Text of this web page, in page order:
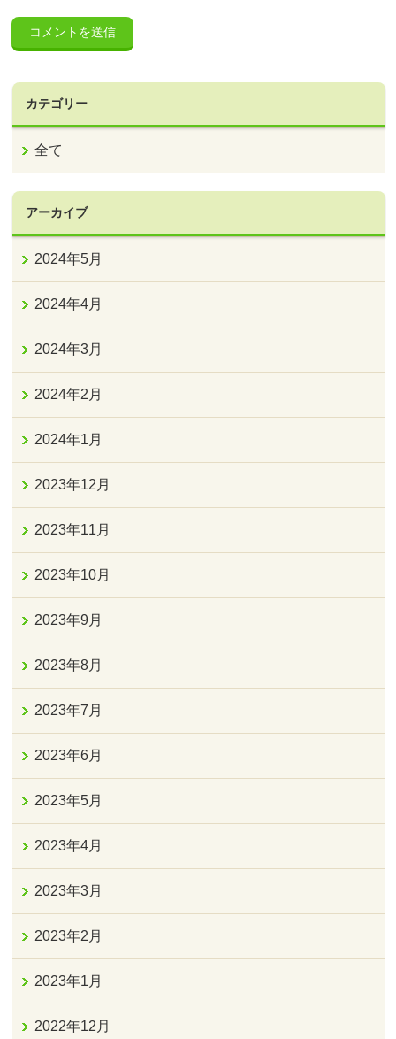
カテゴリー
全て
アーカイブ
2024年5月
2024年4月
2024年3月
2024年2月
2024年1月
2023年12月
2023年11月
2023年10月
2023年9月
2023年8月
2023年7月
2023年6月
2023年5月
2023年4月
2023年3月
2023年2月
2023年1月
2022年12月